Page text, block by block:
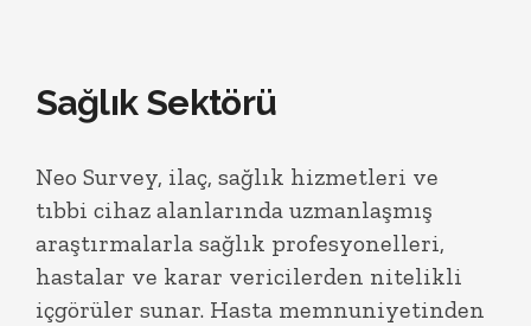
Sağlık Sektörü
Neo Survey, ilaç, sağlık hizmetleri ve
tıbbi cihaz alanlarında uzmanlaşmış
araştırmalarla sağlık profesyonelleri,
hastalar ve karar vericilerden nitelikli
içgörüler sunar. Hasta memnuniyetinden